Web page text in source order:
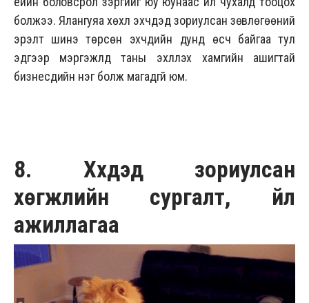
болжээ. Ялангуяа хөхүүл эхчүүдэд зориулсан зөвлөгөөний
эрэлт шинэ төрсөн эхчүүдийн дунд өсч байгаа тул
эдгээр мэргэжлүүд таны эхлүүлэх хамгийн ашигтай
бизнесүүдийн нэг болж магадгүй юм.
8. Хүүхдэд зориулсан
хөгжлийн сургалт, үйл
ажиллагаа